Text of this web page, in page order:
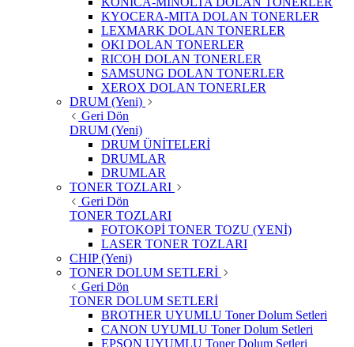
KYOCERA-MITA DOLAN TONERLER
LEXMARK DOLAN TONERLER
OKI DOLAN TONERLER
RICOH DOLAN TONERLER
SAMSUNG DOLAN TONERLER
XEROX DOLAN TONERLER
DRUM (Yeni)
Geri Dön
DRUM (Yeni)
DRUM ÜNİTELERİ
DRUMLAR
DRUMLAR
TONER TOZLARI
Geri Dön
TONER TOZLARI
FOTOKOPİ TONER TOZU (YENİ)
LASER TONER TOZLARI
CHIP (Yeni)
TONER DOLUM SETLERİ
Geri Dön
TONER DOLUM SETLERİ
BROTHER UYUMLU Toner Dolum Setleri
CANON UYUMLU Toner Dolum Setleri
EPSON UYUMLU Toner Dolum Setleri